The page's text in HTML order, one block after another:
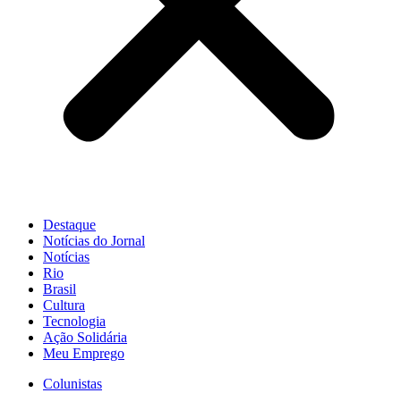
Destaque
Notícias do Jornal
Notícias
Rio
Brasil
Cultura
Tecnologia
Ação Solidária
Meu Emprego
Colunistas